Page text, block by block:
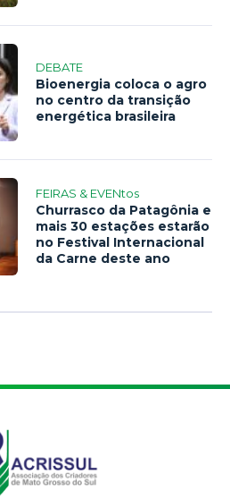
DEBATE
Bioenergia coloca o agro
no centro da transição
energética brasileira
FEIRAS & EVENtos
Churrasco da Patagônia e
mais 30 estações estarão
no Festival Internacional
da Carne deste ano